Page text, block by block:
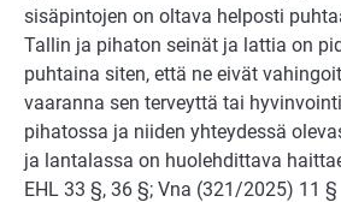
sisäpintojen on oltava helposti
Tallin ja pihaton seinät ja lattia on
puhtaina siten, että ne eivät
vaaranna sen terveyttä tai
pihatossa ja niiden yhteydessä
ja lantalassa on huoleh­dittava
EHL 33 §, 36 §; Vna (321/2025) 11 §